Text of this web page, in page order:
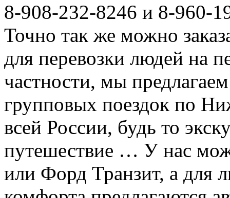
8-908-232-8246 и 8-960-
Точно так же можно
для перевозки людей на
частности, мы
групповых поездок по
всей России, будь то
путешествие … У нас
или Форд Транзит, а для